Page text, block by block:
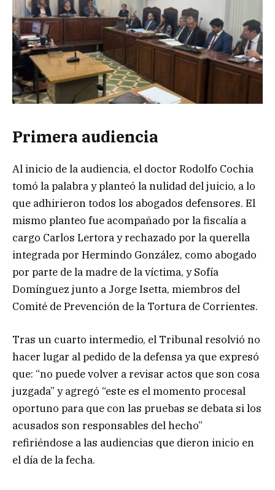
Primera audiencia
Al inicio de la audiencia, el doctor Rodolfo Cochia
tomó la palabra y planteó la nulidad del juicio, a lo
que adhirieron todos los abogados defensores. El
mismo planteo fue acompañado por la fiscalía a
cargo Carlos Lertora y rechazado por la querella
integrada por Hermindo González, como abogado
por parte de la madre de la víctima, y Sofía
Domínguez junto a Jorge Isetta, miembros del
Comité de Prevención de la Tortura de Corrientes.
Tras un cuarto intermedio, el Tribunal resolvió no
hacer lugar al pedido de la defensa ya que expresó
que: “no puede volver a revisar actos que son cosa
juzgada” y agregó “este es el momento procesal
oportuno para que con las pruebas se debata si los
acusados son responsables del hecho”
refiriéndose a las audiencias que dieron inicio en
el día de la fecha.